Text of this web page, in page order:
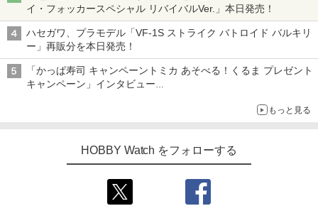
イ・フォッカースペシャル リバイバルVer.」本日発売！
ハセガワ、プラモデル「VF-1S ストライク バトロイド バルキリ
ー」再販分を本日発売！
「かっぱ寿司 キャンペーントミカ あそべる！くるま プレゼント
キャンペーン」インタビュー
もっと見る
HOBBY Watch をフォローする